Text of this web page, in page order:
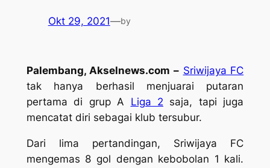
Okt 29, 2021—by
Palembang, Akselnews.com – Sriwijaya FC
tak hanya berhasil menjuarai putaran
pertama di grup A Liga 2 saja, tapi juga
mencatat diri sebagai klub tersubur.
Dari lima pertandingan, Sriwijaya FC
mengemas 8 gol dengan kebobolan 1 kali.